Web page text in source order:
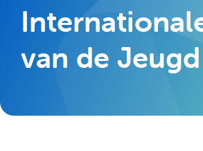
van de Jeugd